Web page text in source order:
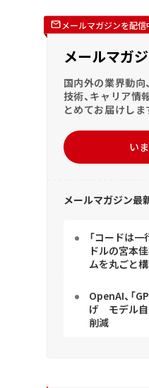
メールマガジンを配信
メールマガ
国内外の業界動向
技術、キャリア情
とめてお届けしま
い
メールマガジン最
「コードは
ドルの宮本
ムを丸ごと
OpenAI、「
げ モデル自
削減